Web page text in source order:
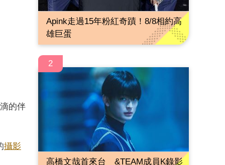
的伴
攝影
Apink走過15年粉紅奇蹟！8/8相約高
雄巨蛋
2
高橋文哉首來台 &TEAM成員K錄影